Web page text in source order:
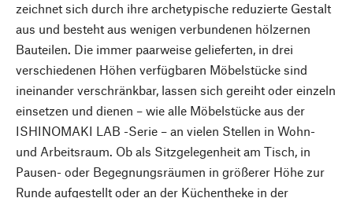
zeichnet sich durch ihre archetypische reduzierte Gestalt
aus und besteht aus wenigen verbundenen hölzernen
Bauteilen. Die immer paarweise gelieferten, in drei
verschiedenen Höhen verfügbaren Möbelstücke sind
ineinander verschränkbar, lassen sich gereiht oder einzeln
einsetzen und dienen – wie alle Möbelstücke aus der
ISHINOMAKI LAB -Serie – an vielen Stellen in Wohn-
und Arbeitsraum. Ob als Sitzgelegenheit am Tisch, in
Pausen- oder Begegnungsräumen in größerer Höhe zur
Runde aufgestellt oder an der Küchentheke in der